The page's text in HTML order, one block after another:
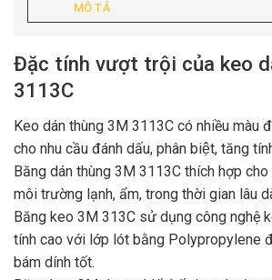
MÔ TẢ
Đặc tính vượt trội của keo
3113C
Keo dán thùng 3M 3113C có nhiều màu
cho nhu cầu đánh dấu, phân biệt, tăng
Băng dán thùng 3M 3113C thích hợp
môi trường lạnh, ẩm, trong thời gian lâu
Băng keo 3M 313C sử dụng công nghệ
tính cao với lớp lót bằng Polypropylene
bám dính tốt.